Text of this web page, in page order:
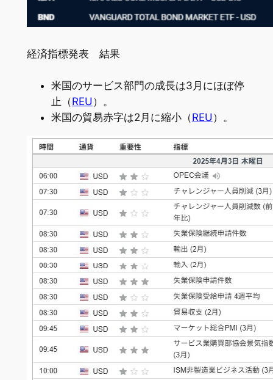
経済指標発表 結果
米国のサービス部門の成長は3月にほぼ停
止（REU）。
米国の貿易赤字は2月に縮小（REU）。